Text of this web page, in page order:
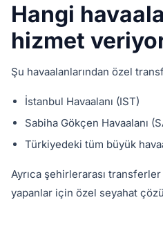
Hangi
hizmet
Şu havaalanlarından özel
İstanbul Havaalanı (IST)
Sabiha Gökçen Havaalanı
Türkiyedeki tüm büyük
Ayrıca şehirlerarası
yapanlar için özel seyahat